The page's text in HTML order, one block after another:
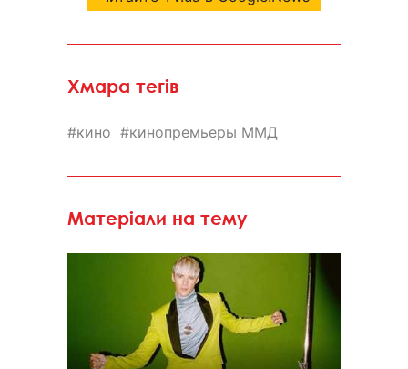
Хмара тегів
кино кинопремьеры ММД
Матеріали на тему